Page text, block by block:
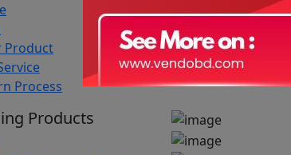
Product
Process
Products